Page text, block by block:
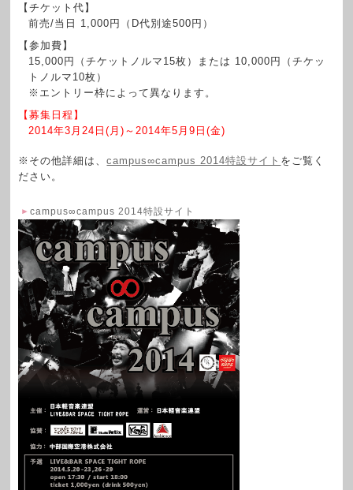
【チケット代】
前売/当日 1,000円（D代別途500円）
【参加費】
15,000円（チケットノルマ15枚）または 10,000円（チケッ
トノルマ10枚）
※エントリー枠によって異なります。
【募集日程】
2014年3月24日(月)～2014年5月9日(金)
※その他詳細は、campus∞campus 2014特設サイト をご覧く
ださい。
campus∞campus 2014特設サイト